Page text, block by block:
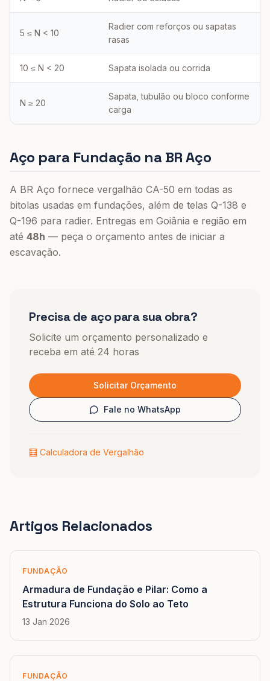
5 ≤ N < 10
Radier com reforços ou sapatas
rasas
10 ≤ N < 20 Sapata isolada ou corrida
N ≥ 20
Sapata, tubulão ou bloco conforme
carga
Aço para Fundação na BR Aço
A BR Aço fornece vergalhão CA-50 em todas as
bitolas usadas em fundações, além de telas Q-138 e
Q-196 para radier. Entregas em Goiânia e região em
até 48h — peça o orçamento antes de iniciar a
escavação.
Precisa de aço para sua obra?
Solicite um orçamento personalizado e
receba em até 24 horas
Solicitar Orçamento
Fale no WhatsApp
🧮 Calculadora de Vergalhão
Artigos Relacionados
FUNDAÇÃO
Armadura de Fundação e Pilar: Como a
Estrutura Funciona do Solo ao Teto
13 Jan 2026
FUNDAÇÃO